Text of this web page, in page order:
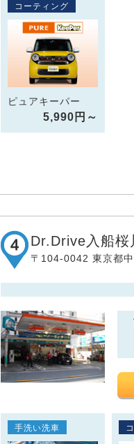
コーティング
ピュアキーパー
5,990円～
Dr.Drive入船桜
〒104-0042 東京都
手洗い洗車